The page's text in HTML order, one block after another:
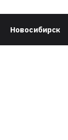
Новосибирск